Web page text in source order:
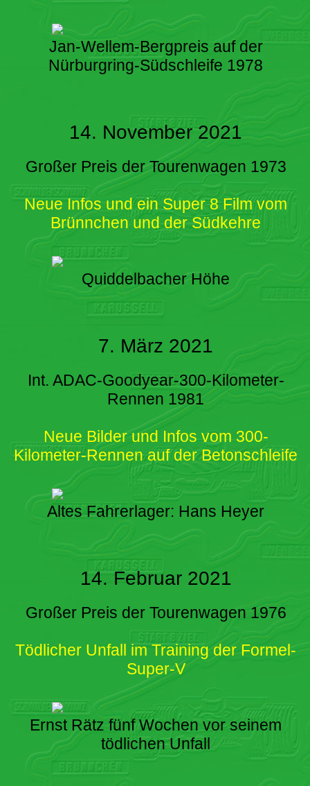
Jan-Wellem-Bergpreis auf der
Nürburgring-Südschleife 1978
14. November 2021
Großer Preis der Tourenwagen 1973
Neue Infos und ein Super 8 Film vom
Brünnchen und der Südkehre
Quiddelbacher Höhe
7. März 2021
Int. ADAC-Goodyear-300-Kilometer-
Rennen 1981
Neue Bilder und Infos vom 300-
Kilometer-Rennen auf der Betonschleife
Altes Fahrerlager: Hans Heyer
14. Februar 2021
Großer Preis der Tourenwagen 1976
Tödlicher Unfall im Training der Formel-
Super-V
Ernst Rätz fünf Wochen vor seinem
tödlichen Unfall